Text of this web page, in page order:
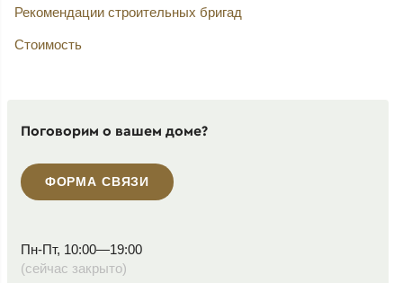
Рекомендации строительных бригад
Стоимость
Поговорим о вашем доме?
ФОРМА СВЯЗИ
Пн-Пт, 10:00—19:00
(сейчас закрыто)